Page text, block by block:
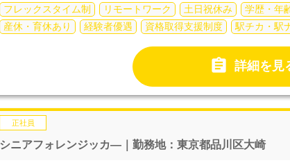
フレックスタイム制 リモートワーク 土日祝休み 学歴・年
産休・育休あり
経験者優遇 資格取得支援制度 駅チカ・駅
 詳細を見
正社員
シニアフォレンジッカ―｜勤務地：東京都品川区大崎